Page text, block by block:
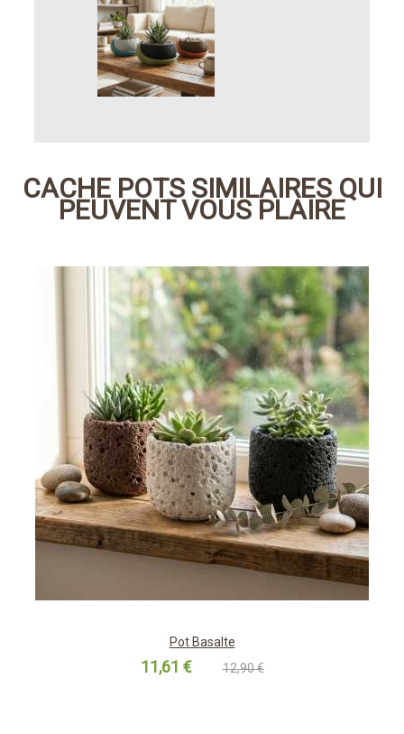
CACHE POTS SIMILAIRES QUI
PEUVENT VOUS PLAIRE
Pot Basalte
11,61 € 12,90 €